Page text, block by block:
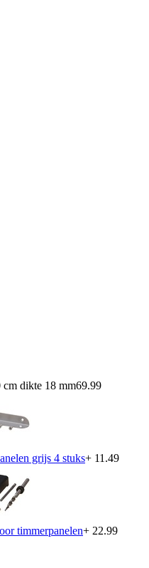
cm dikte 18 mm69.99
grijs 4 stuks+ 11.49
timmerpanelen+ 22.99